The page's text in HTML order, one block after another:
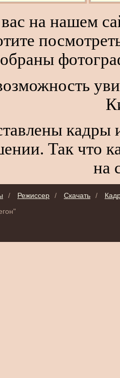
на нашем
кадры
Так что
на
/ Режиссер / Скачать /